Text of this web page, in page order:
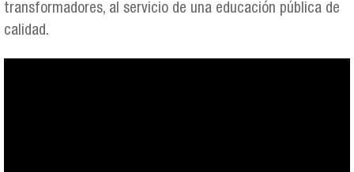
transformadores, al servicio de una educación pública de
calidad.